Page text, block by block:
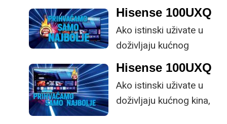
samo par mjeseci od
njezina predstavljanja.
Hisense 100UXQ
Ako istinski uživate u
doživljaju kućnog
kina, možemo sa
sigurnošću reći da je
industrija spremna
ponuditi vam iskustvo
Hisense 100UXQ
Ako istinski uživate u
doživljaju kućnog kina,